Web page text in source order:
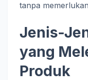
tanpa
Jenis-
yang
Produk